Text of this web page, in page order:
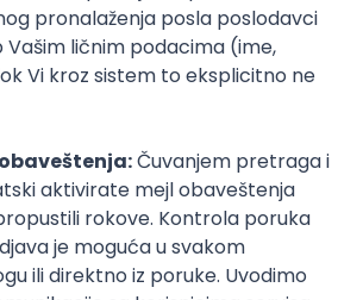
link
Ostavi komentar
Dorić